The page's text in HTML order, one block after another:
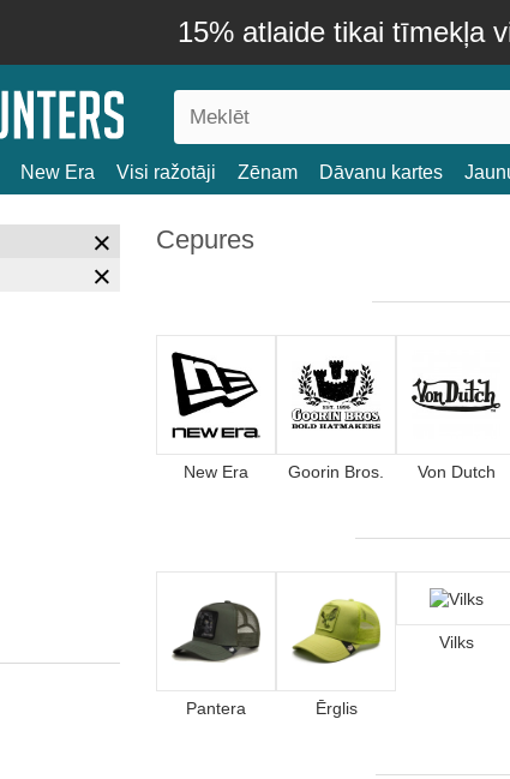
15% atlaide tikai tīmekļa
New Era Visi ražotāji Zēnam Dāvanu kartes
Cepures
New Era Goorin Bros. Von Dutch
Pantera Ērglis
Vilks